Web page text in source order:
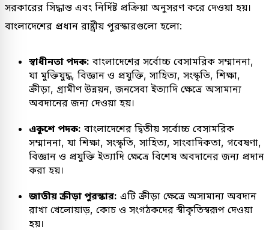
সরকারের সিদ্ধান্ত এবং নির্দিষ্ট প্রক্রিয়া অনুসরণ করে দেওয়া হয়।
বাংলাদেশের প্রধান রাষ্ট্রীয় পুরস্কারগুলো হলো:
স্বাধীনতা পদক: বাংলাদেশের সর্বোচ্চ বেসামরিক সম্মাননা,
যা মুক্তিযুদ্ধ, বিজ্ঞান ও প্রযুক্তি, সাহিত্য, সংস্কৃতি, শিক্ষা,
ক্রীড়া, গ্রামীণ উন্নয়ন, জনসেবা ইত্যাদি ক্ষেত্রে অসামান্য
অবদানের জন্য দেওয়া হয়।
একুশে পদক: বাংলাদেশের দ্বিতীয় সর্বোচ্চ বেসামরিক
সম্মাননা, যা শিক্ষা, সংস্কৃতি, সাহিত্য, সাংবাদিকতা, গবেষণা,
বিজ্ঞান ও প্রযুক্তি ইত্যাদি ক্ষেত্রে বিশেষ অবদানের জন্য প্রদান
করা হয়।
জাতীয় ক্রীড়া পুরস্কার: এটি ক্রীড়া ক্ষেত্রে অসামান্য অবদান
রাখা খেলোয়াড়, কোচ ও সংগঠকদের স্বীকৃতিস্বরূপ দেওয়া
হয়।